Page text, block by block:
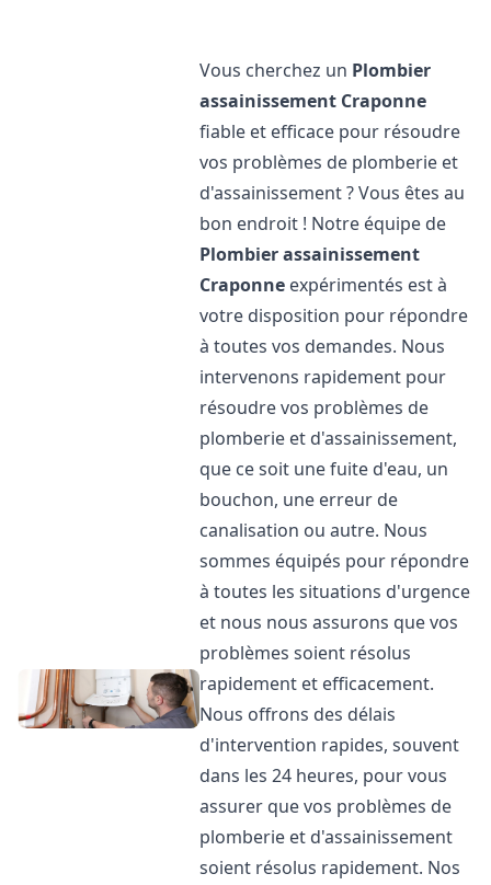
Vous cherchez un Plombier
assainissement Craponne
fiable et efficace pour résoudre
vos problèmes de plomberie et
d'assainissement ? Vous êtes au
bon endroit ! Notre équipe de
Plombier assainissement
Craponne expérimentés est à
votre disposition pour répondre
à toutes vos demandes. Nous
intervenons rapidement pour
résoudre vos problèmes de
plomberie et d'assainissement,
que ce soit une fuite d'eau, un
bouchon, une erreur de
canalisation ou autre. Nous
sommes équipés pour répondre
à toutes les situations d'urgence
et nous nous assurons que vos
problèmes soient résolus
rapidement et efficacement.
Nous offrons des délais
d'intervention rapides, souvent
dans les 24 heures, pour vous
assurer que vos problèmes de
plomberie et d'assainissement
soient résolus rapidement. Nos